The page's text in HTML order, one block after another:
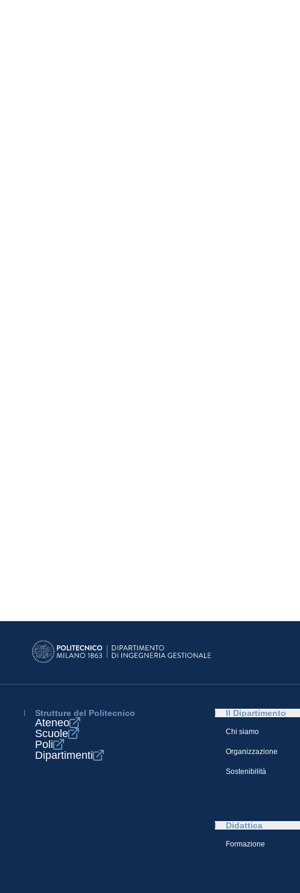
Strutture del Politecnico
Ateneo
Scuole
Poli
Dipartimenti
Il Dipartimento
Chi siamo
Organizzazione
Sostenibilità
Didattica
Formazione